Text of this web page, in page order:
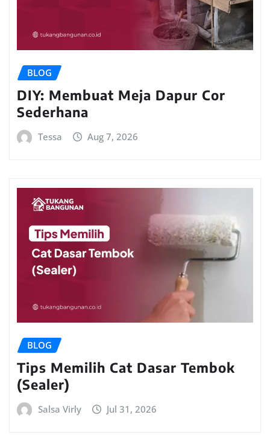
BLOG
DIY: Membuat Meja Dapur Cor
Sederhana
Tessa Aug 7, 2026
BLOG
Tips Memilih Cat Dasar Tembok
(Sealer)
Salsa Virly Jul 31, 2026